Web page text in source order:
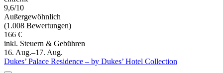
9,6/10
Außergewöhnlich
(1.008 Bewertungen)
166 €
inkl. Steuern & Gebühren
16. Aug.–17. Aug.
Dukes’ Palace Residence – by Dukes’ Hotel Collection